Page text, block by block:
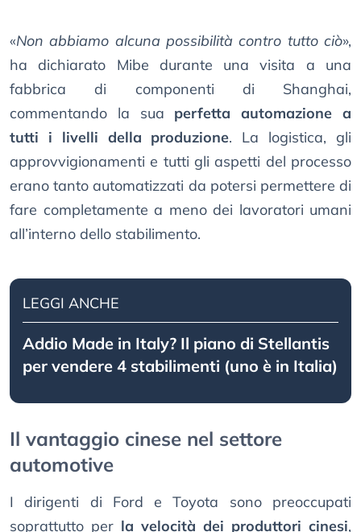
«Non abbiamo alcuna possibilità contro tutto ciò»,
ha dichiarato Mibe durante una visita a una
fabbrica di componenti di Shanghai,
commentando la sua perfetta automazione a
tutti i livelli della produzione. La logistica, gli
approvvigionamenti e tutti gli aspetti del processo
erano tanto automatizzati da potersi permettere di
fare completamente a meno dei lavoratori umani
all’interno dello stabilimento.
LEGGI ANCHE
Addio Made in Italy? Il piano di Stellantis
per vendere 4 stabilimenti (uno è in Italia)
Il vantaggio cinese nel settore
automotive
I dirigenti di Ford e Toyota sono preoccupati
soprattutto per la velocità dei produttori cinesi,